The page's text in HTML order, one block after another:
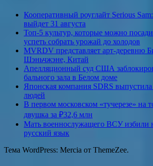
Кооперативный роуглайт Serious
выйдет 31 августа
Топ-5 культур, которые можно
успеть собрать урожай до холодов
MVRDV представляет арт-деревню
Шэньчжэне, Китай
Апелляционный суд США
бального зала в Белом доме
Японская компания SDRS
людей
В первом московском «тучерезе» на
двушка за ₽32,6 млн
Мать военнослужащего ВСУ избили
русский язык
Тема WordPress: Mercia от ThemeZee.